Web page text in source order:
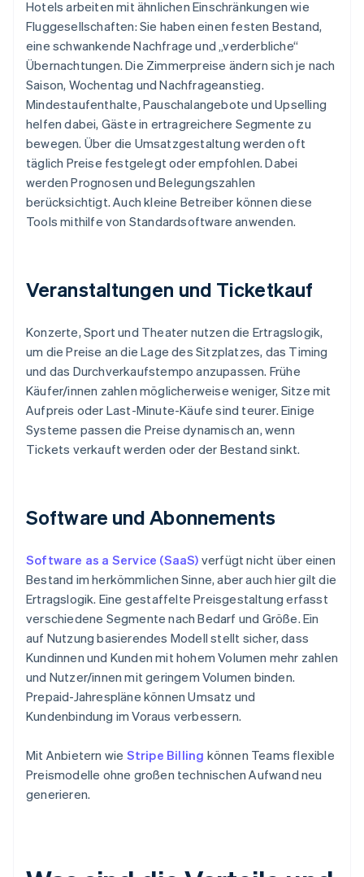
Hotels arbeiten mit ähnlichen Einschränkungen wie
Fluggesellschaften: Sie haben einen festen Bestand,
eine schwankende Nachfrage und „verderbliche“
Übernachtungen. Die Zimmerpreise ändern sich je nach
Saison, Wochentag und Nachfrageanstieg.
Mindestaufenthalte, Pauschalangebote und Upselling
helfen dabei, Gäste in ertragreichere Segmente zu
bewegen. Über die Umsatzgestaltung werden oft
täglich Preise festgelegt oder empfohlen. Dabei
werden Prognosen und Belegungszahlen
berücksichtigt. Auch kleine Betreiber können diese
Tools mithilfe von Standardsoftware anwenden.
Veranstaltungen und Ticketkauf
Konzerte, Sport und Theater nutzen die Ertragslogik,
um die Preise an die Lage des Sitzplatzes, das Timing
und das Durchverkaufstempo anzupassen. Frühe
Käufer/innen zahlen möglicherweise weniger, Sitze mit
Aufpreis oder Last-Minute-Käufe sind teurer. Einige
Systeme passen die Preise dynamisch an, wenn
Tickets verkauft werden oder der Bestand sinkt.
Software und Abonnements
Software as a Service (SaaS) verfügt nicht über einen
Bestand im herkömmlichen Sinne, aber auch hier gilt die
Ertragslogik. Eine gestaffelte Preisgestaltung erfasst
verschiedene Segmente nach Bedarf und Größe. Ein
auf Nutzung basierendes Modell stellt sicher, dass
Kundinnen und Kunden mit hohem Volumen mehr zahlen
und Nutzer/innen mit geringem Volumen binden.
Prepaid-Jahrespläne können Umsatz und
Kundenbindung im Voraus verbessern.
Mit Anbietern wie Stripe Billing können Teams flexible
Preismodelle ohne großen technischen Aufwand neu
generieren.